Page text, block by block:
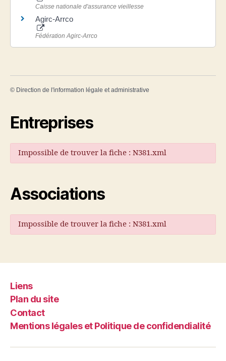
Caisse nationale d'assurance vieillesse
Agirc-Arrco
Fédération Agirc-Arrco
© Direction de l'information légale et administrative
Entreprises
Impossible de trouver la fiche : N381.xml
Associations
Impossible de trouver la fiche : N381.xml
Liens
Plan du site
Contact
Mentions légales et Politique de confidendialité